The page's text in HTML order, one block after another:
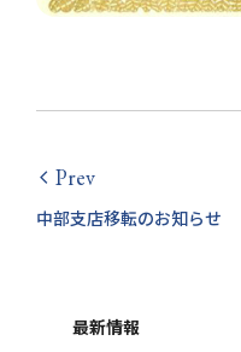
arrow_back_ios Prev
中部支店移転のお知らせ
最新情報